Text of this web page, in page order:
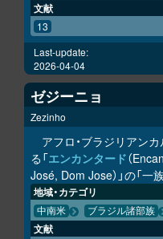
文献
13
Last-update:
2026-04-04
ゼジーニョ
Zezinho
アフロ・ブラジリアン
る「エンカンタード（
José, Dom Jose）」の「一
地域・カテゴリ
中南米 ブラジル諸部族
文献